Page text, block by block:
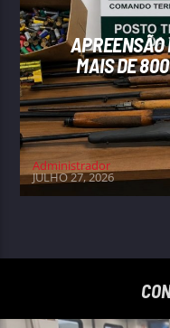
APREENSÃO
MAIS DE
Administrador
JULHO 27, 2026